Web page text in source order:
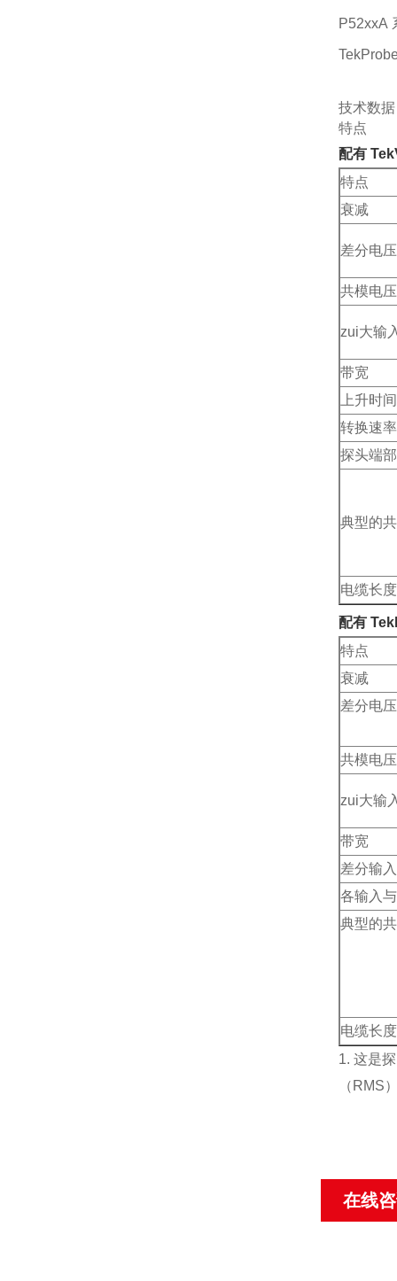
P52xxA
技术数据
特点
配有
特点
衰减
差分电压
共模电压
zui大输
带宽
上升时间
转换速率
探头端
典型的
电缆长度
配有
特点
衰减
差分电压
共模电压
zui大输
带宽
差分输
各输入
典型的
电缆长度
1. 这是
（RMS
在线